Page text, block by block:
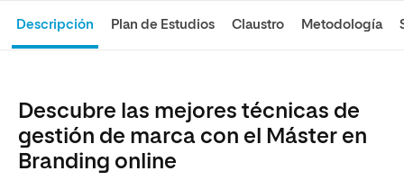
Descripción Plan de Estudios Claustro Metodología
Descubre las mejores técnicas de
gestión de marca con el Máster en
Branding online